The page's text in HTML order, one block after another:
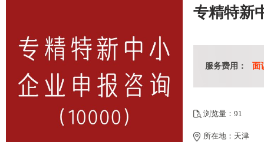
专精特新
服务费用： 面
浏览量：91
所在地：天津